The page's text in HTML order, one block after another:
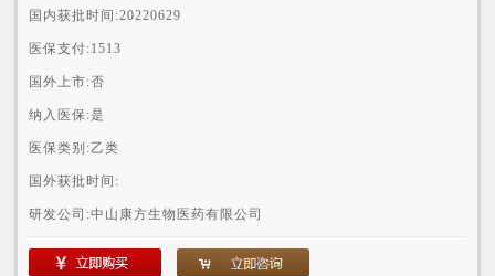
国内获批时间:20220629
医保支付:1513
国外上市:否
纳入医保:是
医保类别:乙类
国外获批时间:
研发公司:中山康方生物医药有限公司